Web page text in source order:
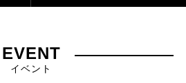
EVENT
イベント